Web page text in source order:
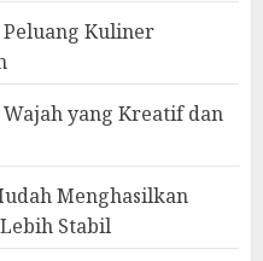
Peluang Kuliner
yang Kreatif dan
Menghasilkan
Stabil